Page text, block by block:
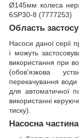
Ø145мм колеса
6SP30-8 (7777253)
Область
Насоси даної серії
і можуть
використання при
(обов'язкова
перекачування
для автоматичної
використанні
тиску).
Насосна